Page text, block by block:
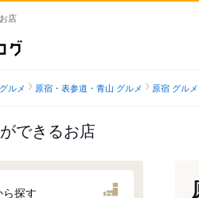
店
ルメ 原宿・表参道・青山 グルメ 原宿 グルメ
できるお店
ら探す